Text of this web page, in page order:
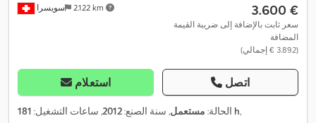
سويسرا 2.122 km ‏3.600 €
سعر ثابت بالإضافة إلى ضريبة القيمة
المضافة
(‏3.892 € إجمالي)
استعلام اتصل
الحالة: مستعمل, سنة الصنع:2012, ساعات التشغيل: 181 h,